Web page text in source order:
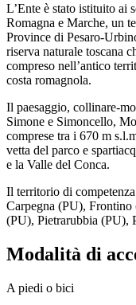
L’Ente è stato istituito ai
Romagna e Marche, un
Province di Pesaro-
riserva naturale toscana
compreso nell’antico
costa romagnola.
Il paesaggio, collinare-
Simone e Simoncello,
comprese tra i 670 m
vetta del parco e
e la Valle del Conca.
Il territorio di
Carpegna (PU),
(PU), Pietrarubbia (PU),
Modalità di
A piedi o bici